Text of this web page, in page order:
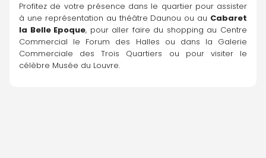
Profitez de votre présence dans le quartier pour assister
à une représentation au théâtre Daunou ou au Cabaret
la Belle Epoque, pour aller faire du shopping au Centre
Commercial le Forum des Halles ou dans la Galerie
Commerciale des Trois Quartiers ou pour visiter le
célèbre Musée du Louvre.